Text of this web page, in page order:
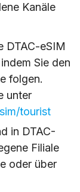
Kanäle
DTAC-eSIM
Sie den
folgen.
unter
tourist
in DTAC-
Filiale
oder über